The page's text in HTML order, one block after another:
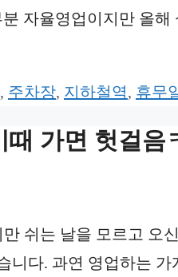
자율영업이지만 올
, 주차장, 지하철역, 휴무
때 가면 헛걸음
쉬는 날을 모르고 오
니다. 과연 영업하는 가